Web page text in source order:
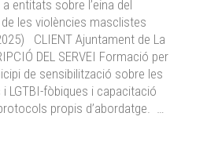
entitats sobre l’eina del
les violències masclistes
CLIENT Ajuntament de La
DEL SERVEI Formació per
de sensibilització sobre les
LGTBI-fòbiques i capacitació
propis d’abordatge. …